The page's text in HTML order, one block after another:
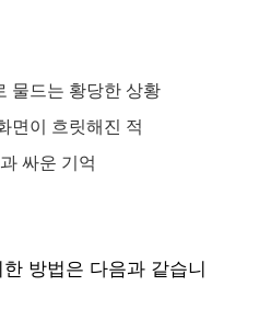
물드는 황당한 상황
면이 흐릿해진 적
싸운 기억
방법은 다음과 같습니